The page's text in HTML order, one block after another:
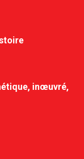
inœuvré,